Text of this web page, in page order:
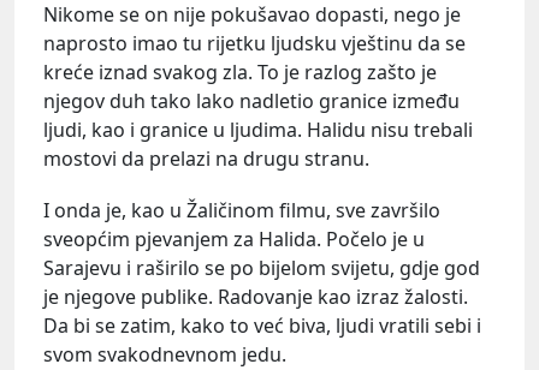
Nikome se on nije pokušavao dopasti, nego je
naprosto imao tu rijetku ljudsku vještinu da se
kreće iznad svakog zla. To je razlog zašto je
njegov duh tako lako nadletio granice između
ljudi, kao i granice u ljudima. Halidu nisu trebali
mostovi da prelazi na drugu stranu.
I onda je, kao u Žaličinom filmu, sve završilo
sveopćim pjevanjem za Halida. Počelo je u
Sarajevu i raširilo se po bijelom svijetu, gdje god
je njegove publike. Radovanje kao izraz žalosti.
Da bi se zatim, kako to već biva, ljudi vratili sebi i
svom svakodnevnom jedu.